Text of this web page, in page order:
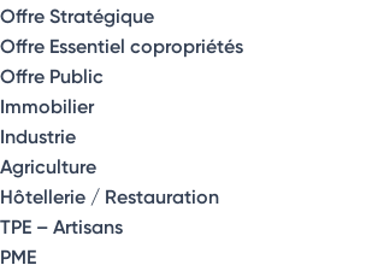
Offre Stratégique
Offre Essentiel copropriétés
Offre Public
Immobilier
Industrie
Agriculture
Hôtellerie / Restauration
TPE – Artisans
PME